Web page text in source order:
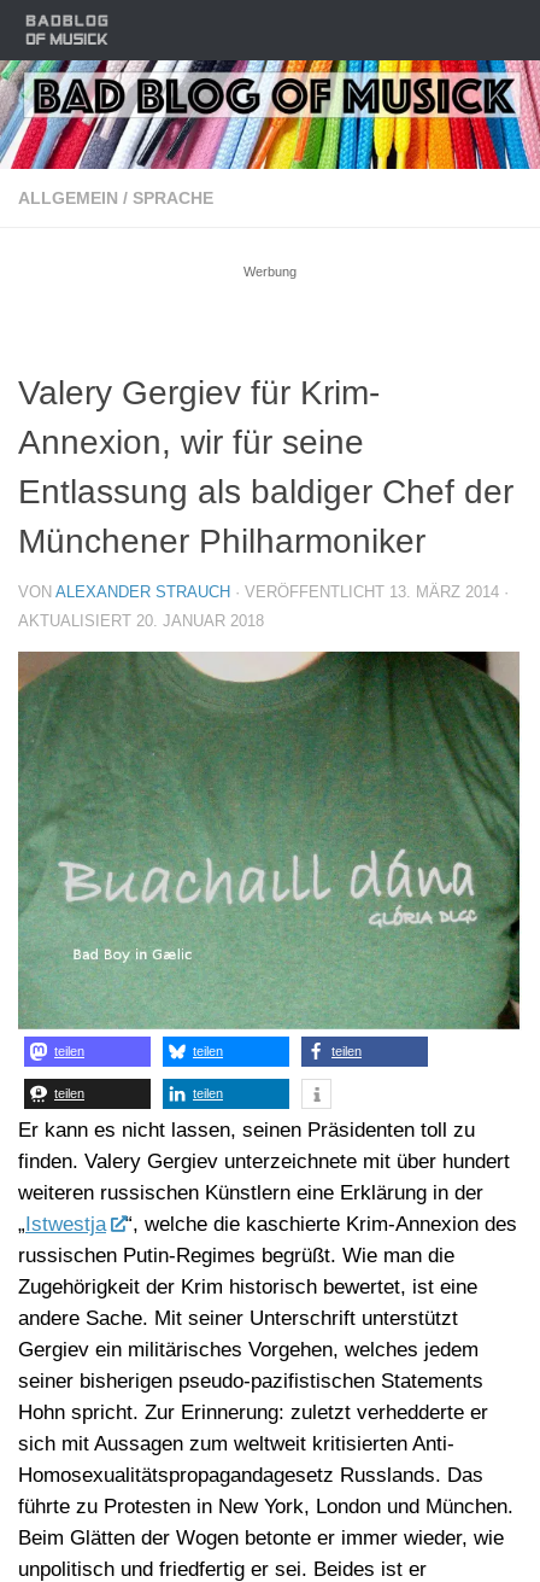
Zum Inhalt springen
ALLGEMEIN / SPRACHE
Werbung
Valery Gergiev für Krim-
Annexion, wir für seine
Entlassung als baldiger Chef der
Münchener Philharmoniker
VON ALEXANDER STRAUCH · VERÖFFENTLICHT 13. MÄRZ 2014 ·
AKTUALISIERT 20. JANUAR 2018
teilen teilen teilen
teilen teilen
Er kann es nicht lassen, seinen Präsidenten toll zu
finden. Valery Gergiev unterzeichnete mit über hundert
weiteren russischen Künstlern eine Erklärung in der
„Istwestja
“, welche die kaschierte Krim-Annexion des
russischen Putin-Regimes begrüßt. Wie man die
Zugehörigkeit der Krim historisch bewertet, ist eine
andere Sache. Mit seiner Unterschrift unterstützt
Gergiev ein militärisches Vorgehen, welches jedem
seiner bisherigen pseudo-pazifistischen Statements
Hohn spricht. Zur Erinnerung: zuletzt verhedderte er
sich mit Aussagen zum weltweit kritisierten Anti-
Homosexualitätspropagandagesetz Russlands. Das
führte zu Protesten in New York, London und München.
Beim Glätten der Wogen betonte er immer wieder, wie
unpolitisch und friedfertig er sei. Beides ist er